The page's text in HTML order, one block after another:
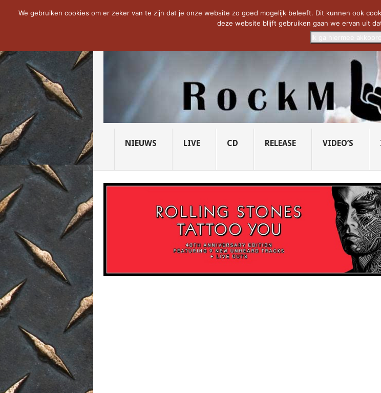
NOW TRENDING: THE VICIOUS HEAD SOCIETY... PRIDE OF LIONS – U...
NIEUWS LIVE CD RELEASE VIDEO’S
We gebruiken cookies om er zeker van te zijn dat je onze website zo goed mogelijk beleeft. Dit kunnen ook
deze website blijft gebruiken gaan we ervan uit
Ik ga hiermee akkoord